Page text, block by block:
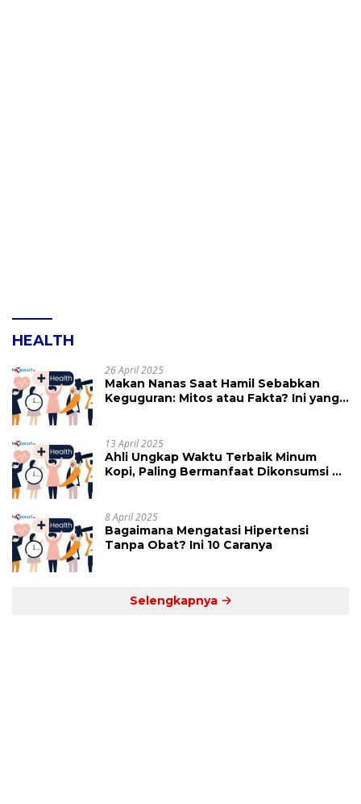
HEALTH
26 April 2025
Makan Nanas Saat Hamil Sebabkan
Keguguran: Mitos atau Fakta? Ini yang
13 April 2025
Ahli Ungkap Waktu Terbaik Minum
Kopi, Paling Bermanfaat Dikonsumsi di
8 April 2025
Bagaimana Mengatasi Hipertensi
Tanpa Obat? Ini 10 Caranya
Selengkapnya